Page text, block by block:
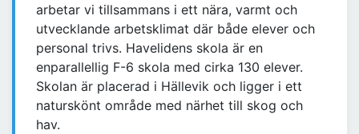
arbetar vi tillsammans i ett nära, varmt och
utvecklande arbetsklimat där både elever och
personal trivs. Havelidens skola är en
enparallellig F-6 skola med cirka 130 elever.
Skolan är placerad i Hällevik och ligger i ett
naturskönt område med närhet till skog och
hav.